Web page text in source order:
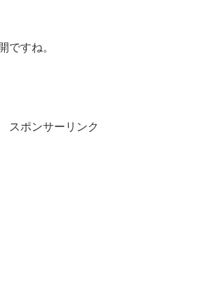
ですね。
スポンサーリンク